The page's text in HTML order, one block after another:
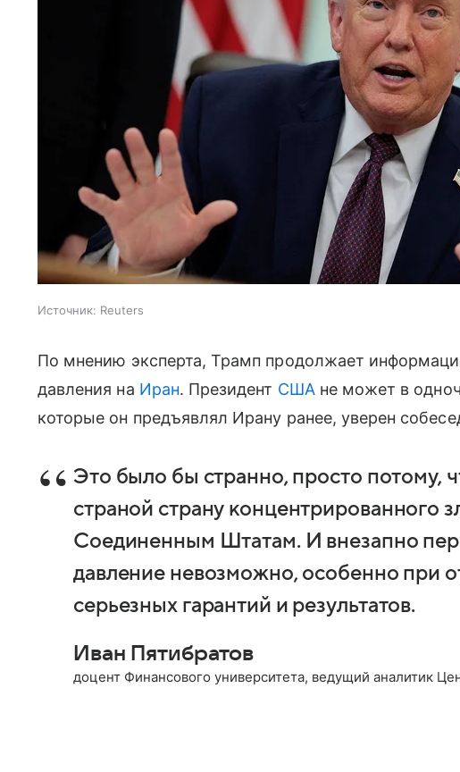
Источник: Reuters
По мнению эксперта, Трамп продолжает
давления на Иран. Президент СШАне может в
которые он предъявлял Ирану ранее, уверен
Это было бы странно, просто потому,
страной страну концентрированного
Соединенным Штатам. И внезапно
давление невозможно, особенно при
серьезных гарантий и результатов.
Иван Пятибратов
доцент Финансового университета, ведущий аналитик